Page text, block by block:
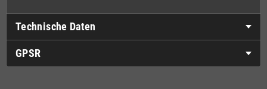
Technische Daten
GPSR